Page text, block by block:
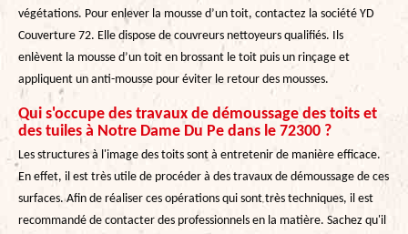
végétations. Pour enlever la mousse d’un toit, contactez la société YD
Couverture 72. Elle dispose de couvreurs nettoyeurs qualifiés. Ils
enlèvent la mousse d’un toit en brossant le toit puis un rinçage et
appliquent un anti-mousse pour éviter le retour des mousses.
Qui s'occupe des travaux de démoussage des toits et
des tuiles à Notre Dame Du Pe dans le 72300 ?
Les structures à l'image des toits sont à entretenir de manière efficace.
En effet, il est très utile de procéder à des travaux de démoussage de ces
surfaces. Afin de réaliser ces opérations qui sont très techniques, il est
recommandé de contacter des professionnels en la matière. Sachez qu'il